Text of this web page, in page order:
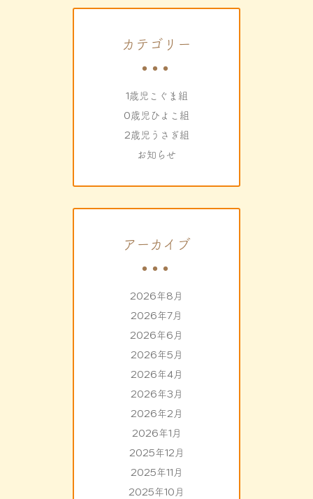
カテゴリー
1歳児こぐま組
0歳児ひよこ組
2歳児うさぎ組
お知らせ
アーカイブ
2026年8月
2026年7月
2026年6月
2026年5月
2026年4月
2026年3月
2026年2月
2026年1月
2025年12月
2025年11月
2025年10月